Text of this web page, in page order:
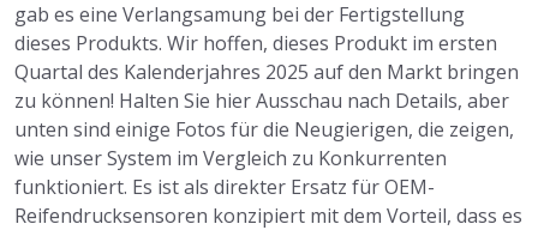
gab es eine Verlangsamung bei der Fertigstellung
dieses Produkts. Wir hoffen, dieses Produkt im ersten
Quartal des Kalenderjahres 2025 auf den Markt bringen
zu können! Halten Sie hier Ausschau nach Details, aber
unten sind einige Fotos für die Neugierigen, die zeigen,
wie unser System im Vergleich zu Konkurrenten
funktioniert. Es ist als direkter Ersatz für OEM-
Reifendrucksensoren konzipiert mit dem Vorteil, dass es